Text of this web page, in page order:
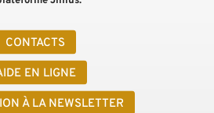
CONTACTS
EN LIGNE
À LA NEWSLETTER